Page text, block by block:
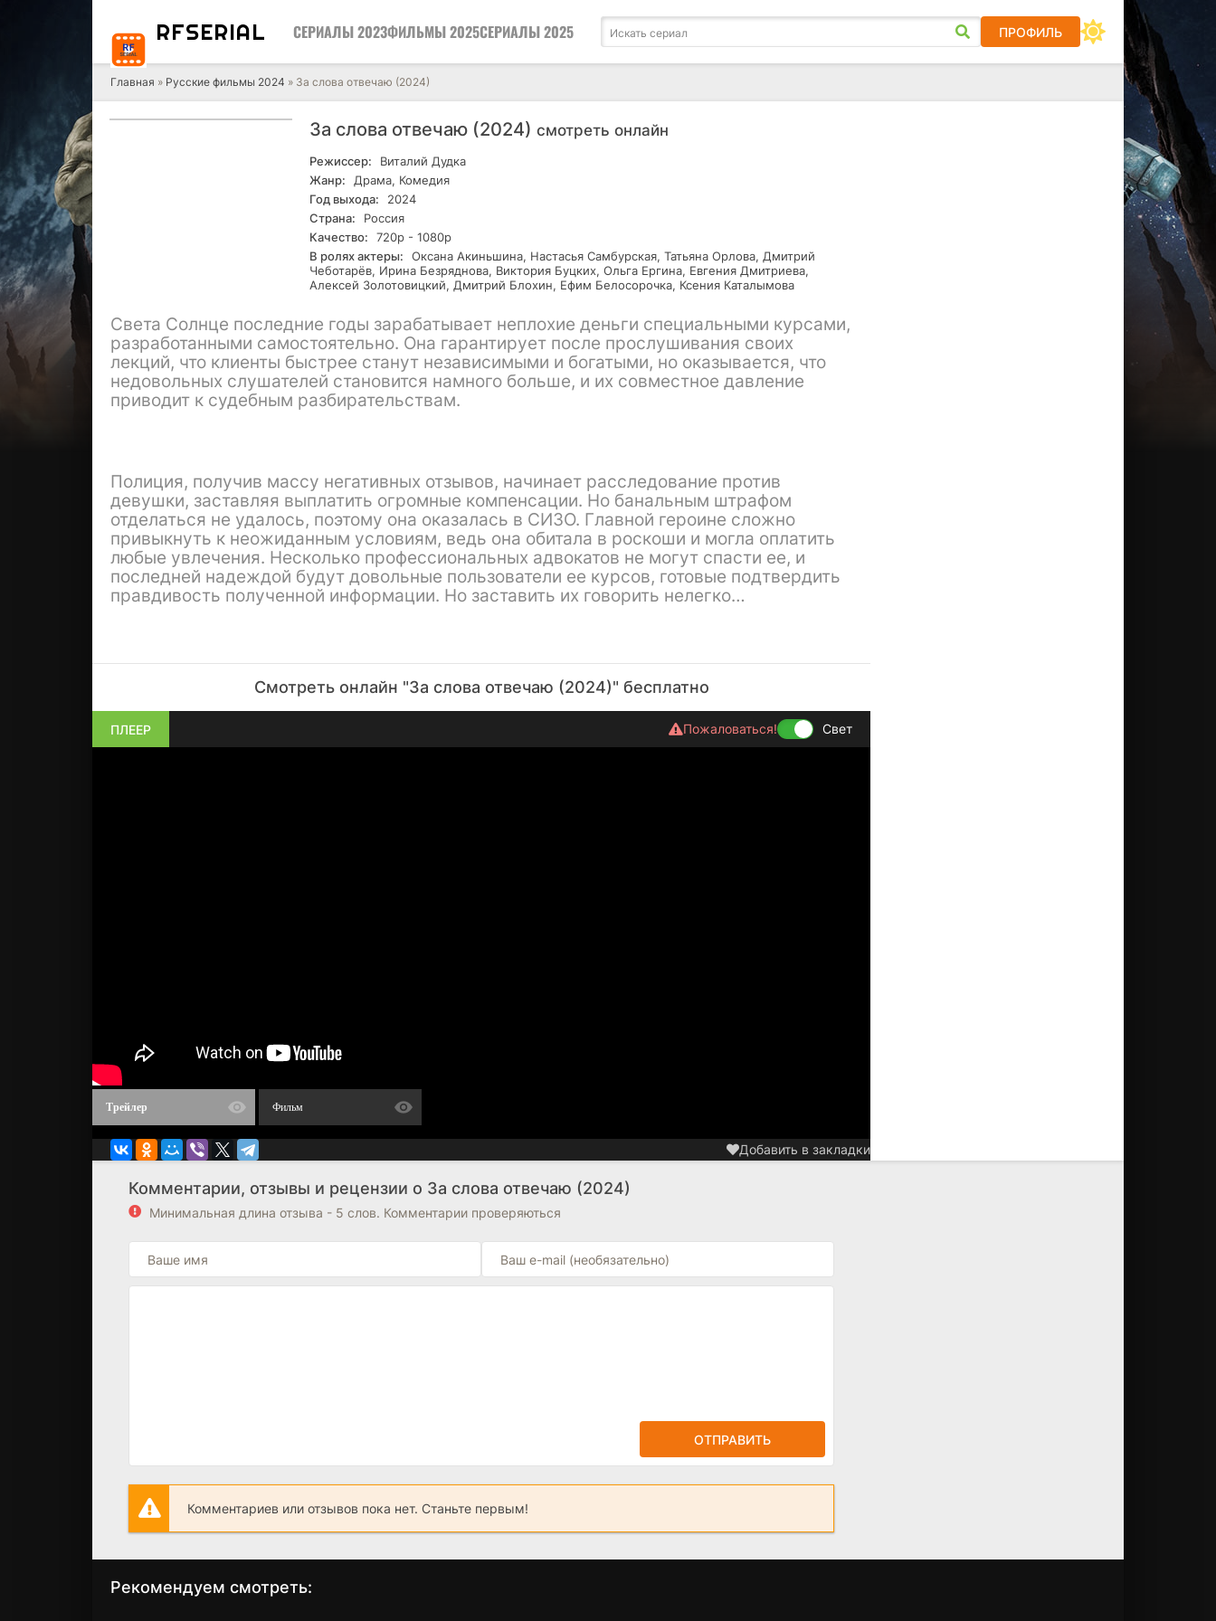
RFSERIAL СЕРИАЛЫ 2023ФИЛЬМЫ 2025СЕРИАЛЫ 2025 ПРОФИЛЬ
Главная » Русские фильмы 2024 » За слова отвечаю (2024)
За слова отвечаю (2024) смотреть онлайн
Режиссер:
Виталий Дудка
Жанр:
Драма, Комедия
Год выхода:
2024
Страна:
Россия
Качество:
720р - 1080р
В ролях актеры:
Оксана Акиньшина, Настасья Самбурская, Татьяна Орлова, Дмитрий
Чеботарёв, Ирина Безряднова, Виктория Буцких, Ольга Ергина, Евгения Дмитриева,
Алексей Золотовицкий, Дмитрий Блохин, Ефим Белосорочка, Ксения Каталымова
Света Солнце последние годы зарабатывает неплохие деньги специальными курсами,
разработанными самостоятельно. Она гарантирует после прослушивания своих
лекций, что клиенты быстрее станут независимыми и богатыми, но оказывается, что
недовольных слушателей становится намного больше, и их совместное давление
приводит к судебным разбирательствам.
Полиция, получив массу негативных отзывов, начинает расследование против
девушки, заставляя выплатить огромные компенсации. Но банальным штрафом
отделаться не удалось, поэтому она оказалась в СИЗО. Главной героине сложно
привыкнуть к неожиданным условиям, ведь она обитала в роскоши и могла оплатить
любые увлечения. Несколько профессиональных адвокатов не могут спасти ее, и
последней надеждой будут довольные пользователи ее курсов, готовые подтвердить
правдивость полученной информации. Но заставить их говорить нелегко…
Смотреть онлайн "За слова отвечаю (2024)" бесплатно
ПЛЕЕР Пожаловаться! Свет
Трейлер Фильм
Добавить в закладки
Комментарии, отзывы и рецензии о За слова отвечаю (2024)
Минимальная длина отзыва - 5 слов. Комментарии проверяються
ОТПРАВИТЬ
Комментариев или отзывов пока нет. Станьте первым!
Рекомендуем смотреть: